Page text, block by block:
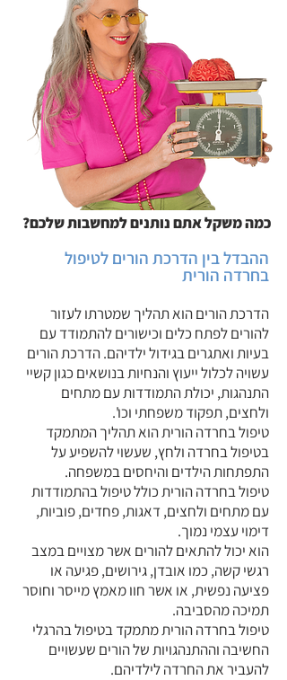
כמה משקל אתם נותנים למחשבות שלכם?
ההבדל בין הדרכת הורים לטיפול
בחרדה הורית
הדרכת הורים הוא תהליך שמטרתו לעזור
להורים לפתח כלים וכישורים להתמודד עם
בעיות ואתגרים בגידול ילדיהם. הדרכת הורים
עשויה לכלול ייעוץ והנחיות בנושאים כגון קשיי
התנהגות, יכולת התמודדות עם מתחים
ולחצים, תפקוד משפחתי וכו'.
טיפול בחרדה הורית הוא תהליך המתמקד
בטיפול בחרדה ולחץ, שעשוי להשפיע על
התפתחות הילדים והיחסים במשפחה.
טיפול בחרדה הורית כולל טיפול בהתמודדות
עם מתחים ולחצים, דאגות, פחדים, פוביות,
דימוי עצמי נמוך.
הוא יכול להתאים להורים אשר מצויים במצב
רגשי קשה, כמו אובדן, גירושים, פגיעה או
פציעה נפשית, או אשר חוו מאמץ מייסר וחוסר
תמיכה מהסביבה.
טיפול בחרדה הורית מתמקד בטיפול בהרגלי
החשיבה וההתנהגויות של הורים שעשויים
להעביר את החרדה לילדיהם.